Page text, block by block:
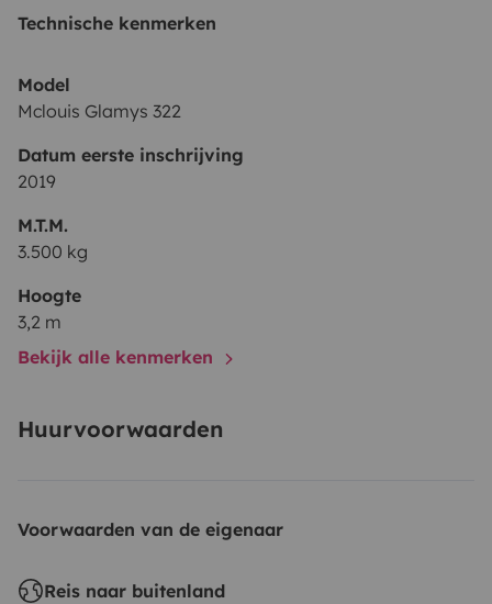
Technische kenmerken
Model
Mclouis Glamys 322
Datum eerste inschrijving
2019
M.T.M.
3.500 kg
Hoogte
3,2 m
Bekijk alle kenmerken
Huurvoorwaarden
Voorwaarden van de eigenaar
Reis naar buitenland